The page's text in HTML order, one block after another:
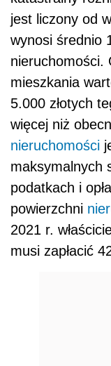
jest liczony od
wynosi średnio
nieruchomości.
mieszkania
5.000 złotych
więcej niż
nieruchomości
maksymalnych
podatkach i
powierzchni
2021 r.
musi zapłacić